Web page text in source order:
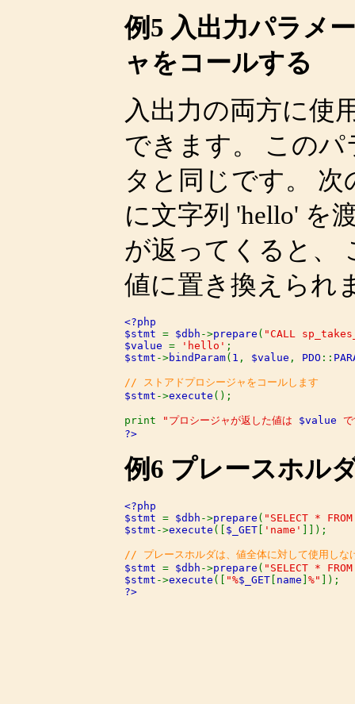
例5 入出力パラメ
ャをコールする
入出力の両方に使
できます。 この
タと同じです。
に文字列 'hello' を
が返ってくると、
値に置き換えられ
<?php
$stmt = $dbh ->prepare ( "CALL
$value = 'hello'
$stmt ->bindParam( 1 , $value , PDO ::
$stmt ->execute ();
print "プロシージャが返した値は $value
?>
例6 プレースホル
<?php
$stmt = $dbh ->prepare ( "SELECT *
$stmt ->execute ([ $_GET 'name' ]]);
$stmt = $dbh ->prepare ( "SELECT *
$stmt ->execute ([ "%$_GET name %"
?>